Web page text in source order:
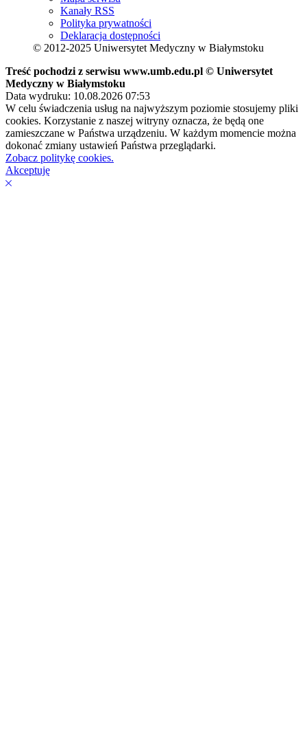
Kanały RSS
Polityka prywatności
Deklaracja dostępności
© 2012-2025 Uniwersytet Medyczny w Białymstoku
Treść pochodzi z serwisu www.umb.edu.pl © Uniwersytet
Medyczny w Białymstoku
Data wydruku: 10.08.2026 07:53
W celu świadczenia usług na najwyższym poziomie stosujemy pliki
cookies. Korzystanie z naszej witryny oznacza, że będą one
zamieszczane w Państwa urządzeniu. W każdym momencie można
dokonać zmiany ustawień Państwa przeglądarki.
Zobacz politykę cookies.
Akceptuję